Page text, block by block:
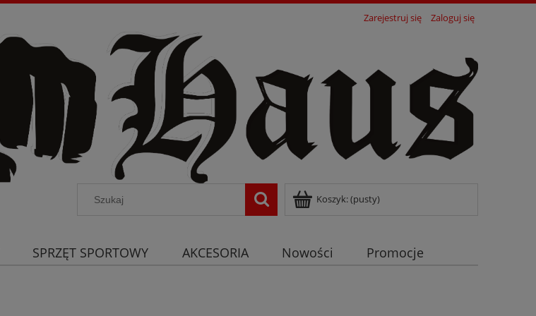
Zarejestruj się Zaloguj się
Koszyk:(pusty)
SPRZĘT SPORTOWY AKCESORIA Nowości Promocje